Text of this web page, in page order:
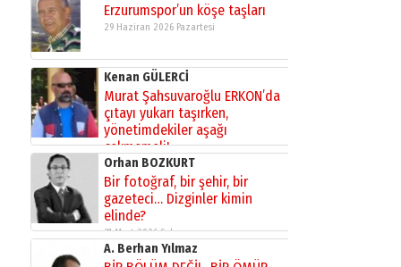
Erzurumspor’un köşe taşları
29 Haziran 2026 Pazartesi
Kenan GÜLERCİ
Murat Şahsuvaroğlu ERKON’da
çıtayı yukarı taşırken,
yönetimdekiler aşağı
çekmemeli!
17 Şubat 2026 SalıOrhan BOZKURT
Bir fotoğraf, bir şehir, bir
gazeteci… Dizginler kimin
elinde?
31 Mart 2026 Salı
A. Berhan Yılmaz